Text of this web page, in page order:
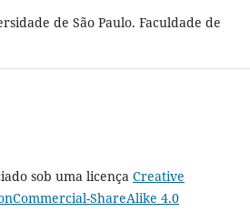
de São Paulo. Faculdade de
sob uma licença Creative
ShareAlike 4.0